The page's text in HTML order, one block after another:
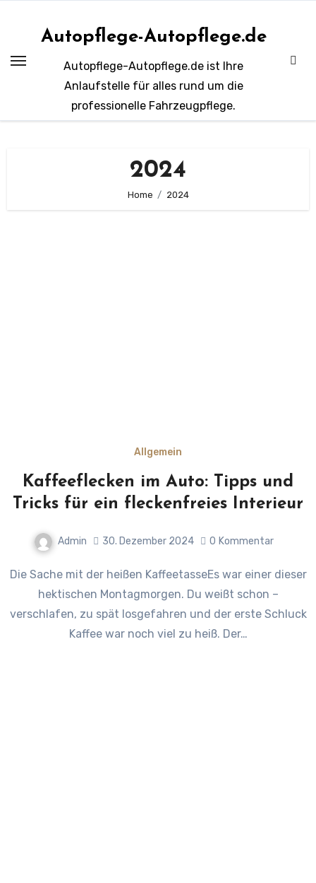
Autopflege-Autopflege.de
Autopflege-Autopflege.de ist Ihre
Anlaufstelle für alles rund um die
professionelle Fahrzeugpflege.
2024
Home 2024
Allgemein
Kaffeeflecken im Auto: Tipps und
Tricks für ein fleckenfreies Interieur
Admin 30. Dezember 2024 0 Kommentar
Die Sache mit der heißen KaffeetasseEs war einer dieser
hektischen Montagmorgen. Du weißt schon –
verschlafen, zu spät losgefahren und der erste Schluck
Kaffee war noch viel zu heiß. Der…